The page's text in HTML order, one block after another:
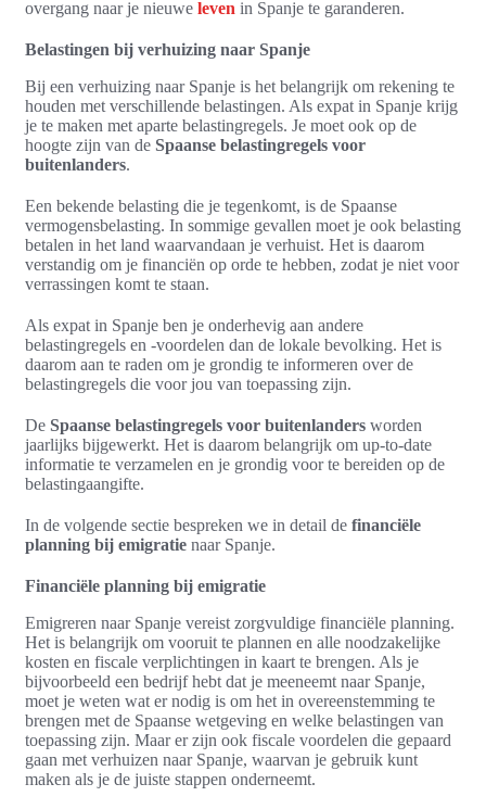
overgang naar je nieuwe leven in Spanje te garanderen.
Belastingen bij verhuizing naar Spanje
Bij een verhuizing naar Spanje is het belangrijk om rekening te
houden met verschillende belastingen. Als expat in Spanje krijg
je te maken met aparte belastingregels. Je moet ook op de
hoogte zijn van de Spaanse belastingregels voor
buitenlanders.
Een bekende belasting die je tegenkomt, is de Spaanse
vermogensbelasting. In sommige gevallen moet je ook belasting
betalen in het land waarvandaan je verhuist. Het is daarom
verstandig om je financiën op orde te hebben, zodat je niet voor
verrassingen komt te staan.
Als expat in Spanje ben je onderhevig aan andere
belastingregels en -voordelen dan de lokale bevolking. Het is
daarom aan te raden om je grondig te informeren over de
belastingregels die voor jou van toepassing zijn.
De Spaanse belastingregels voor buitenlanders worden
jaarlijks bijgewerkt. Het is daarom belangrijk om up-to-date
informatie te verzamelen en je grondig voor te bereiden op de
belastingaangifte.
In de volgende sectie bespreken we in detail de financiële
planning bij emigratie naar Spanje.
Financiële planning bij emigratie
Emigreren naar Spanje vereist zorgvuldige financiële planning.
Het is belangrijk om vooruit te plannen en alle noodzakelijke
kosten en fiscale verplichtingen in kaart te brengen. Als je
bijvoorbeeld een bedrijf hebt dat je meeneemt naar Spanje,
moet je weten wat er nodig is om het in overeenstemming te
brengen met de Spaanse wetgeving en welke belastingen van
toepassing zijn. Maar er zijn ook fiscale voordelen die gepaard
gaan met verhuizen naar Spanje, waarvan je gebruik kunt
maken als je de juiste stappen onderneemt.